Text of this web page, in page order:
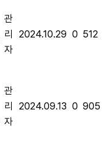
관
리
자
2024.10.29 0 512
관
리
자
2024.09.13 0 905